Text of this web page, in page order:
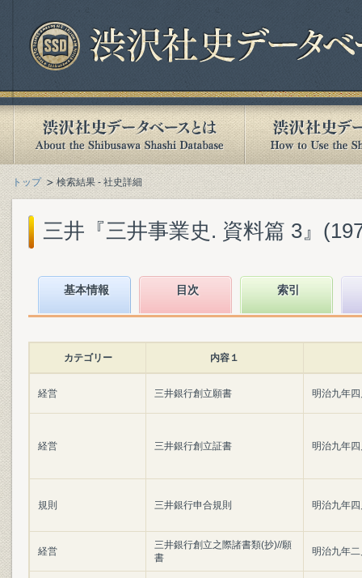
トップ 検索結果 - 社史詳細
三井『三井事業史. 資料篇 3』
基本情報 目次 索引
カテゴリー 内容１
経営 三井銀行創立願書 明治九年
経営 三井銀行創立証書 明治九年
規則 三井銀行申合規則 明治九年
経営
三井銀行創立之際諸書類(抄)//願
書
明治九年